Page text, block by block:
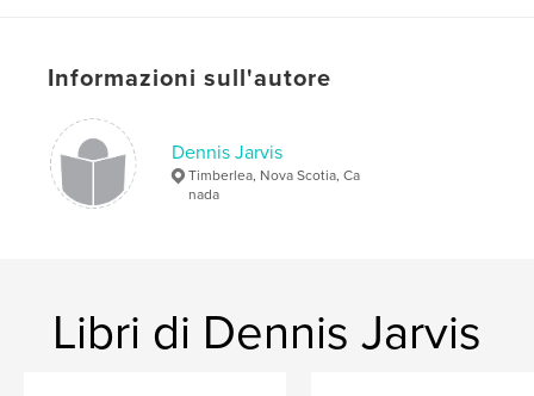
Informazioni sull'autore
Dennis Jarvis
Timberlea, Nova Scotia, Ca
nada
Libri di Dennis Jarvis